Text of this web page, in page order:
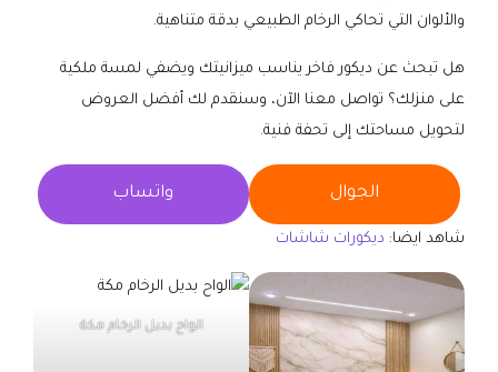
والألوان التي تحاكي الرخام الطبيعي بدقة متناهية.
هل تبحث عن ديكور فاخر يناسب ميزانيتك ويضفي لمسة ملكية
على منزلك؟ تواصل معنا الآن، وسنقدم لك أفضل العروض
لتحويل مساحتك إلى تحفة فنية.
الجوال واتساب
شاهد ايضا: ديكورات شاشات
الواح بديل الرخام مكة